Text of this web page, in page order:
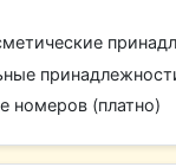
номеров (платно)